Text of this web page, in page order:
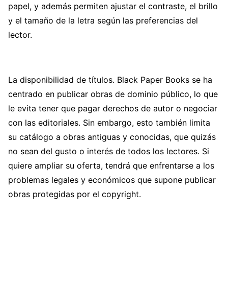
papel, y además permiten ajustar el contraste, el brillo
y el tamaño de la letra según las preferencias del
lector.
La disponibilidad de títulos. Black Paper Books se ha
centrado en publicar obras de dominio público, lo que
le evita tener que pagar derechos de autor o negociar
con las editoriales. Sin embargo, esto también limita
su catálogo a obras antiguas y conocidas, que quizás
no sean del gusto o interés de todos los lectores. Si
quiere ampliar su oferta, tendrá que enfrentarse a los
problemas legales y económicos que supone publicar
obras protegidas por el copyright.